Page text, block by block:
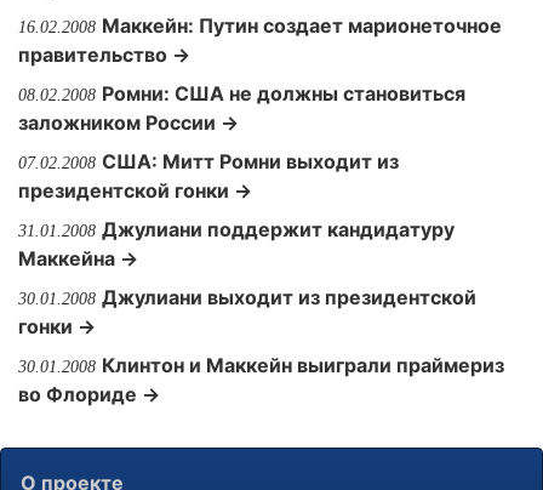
16.02.2008 Маккейн: Путин создает марионеточное
правительство →
08.02.2008 Ромни: США не должны становиться
заложником России →
07.02.2008 США: Митт Ромни выходит из
президентской гонки →
31.01.2008 Джулиани поддержит кандидатуру
Маккейна →
30.01.2008 Джулиани выходит из президентской
гонки →
30.01.2008 Клинтон и Маккейн выиграли праймериз
во Флориде →
О проекте